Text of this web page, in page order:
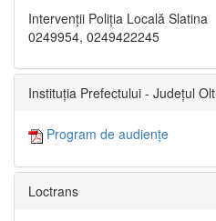
Intervenții Poliția Locală Slatina
0249954, 0249422245
Instituția Prefectului - Județul Olt
Program de audiențe
Loctrans